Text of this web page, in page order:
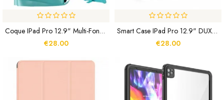
Coque IPad Pro 12.9" Multi-Fonctionnelle Support Ajustable
€28.00
Smart Case IPad Pro 12.9" DUX-DUCIS
€28.00